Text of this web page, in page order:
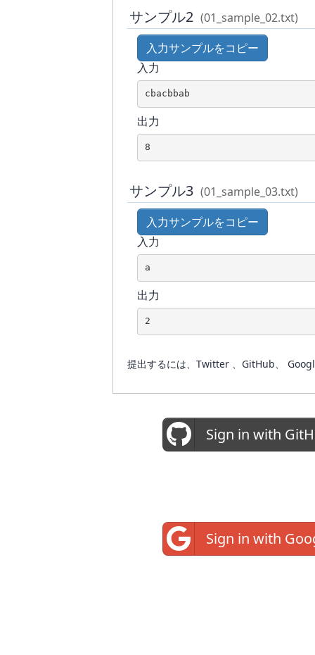
サンプル2 (01_sample_02.txt)
入力サンプルをコピー
入力
cbacbbab
出力
8
サンプル3 (01_sample_03.txt)
入力サンプルをコピー
入力
a
出力
2
提出するには、Twitter 、GitHub、
Sign in with
Sign in with